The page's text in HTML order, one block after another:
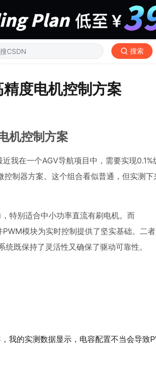
搜索
度电机控制方案
机控制方案
我在一个AGV导航项目中，需要实现0.1%
制器方案。这个组合看似普通，但实测下
特别适合中小功率直流有刷电机。而
模块为实时控制提供了坚实基础。二
既保持了灵活性又确保了驱动可靠性。
我的实测数据显示，电容配置不当会导致